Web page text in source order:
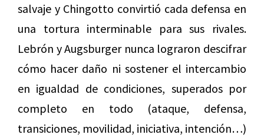
salvaje y Chingotto convirtió cada defensa en
una tortura interminable para sus rivales.
Lebrón y Augsburger nunca lograron descifrar
cómo hacer daño ni sostener el intercambio
en igualdad de condiciones, superados por
completo en todo (ataque, defensa,
transiciones, movilidad, iniciativa, intención…)